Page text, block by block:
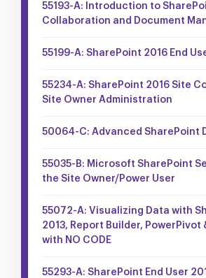
55193-A: Introduction to
Collaboration and Document
55199-A: SharePoint 2016 End
55234-A: SharePoint 2016 Site
Site Owner Administration
50064-C: Advanced SharePoint
55035-B: Microsoft SharePoint
the Site Owner/Power User
55072-A: Visualizing Data with
2013, Report Builder, PowerPivot
with NO CODE
55293-A: SharePoint End User